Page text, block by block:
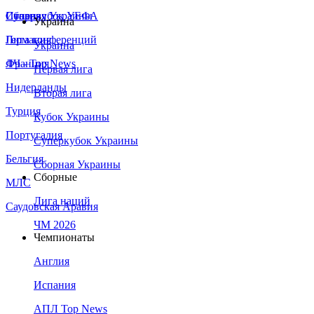
Сборная Украины
Италия
Германия
Франция
Нидерланды
Турция
Португалия
Бельгия
МЛС
Саудовская Аравия
Суперкубок УЕФА
Лига конференций
ЛЧ - Top News
Украина
Украина
Первая лига
Вторая лига
Кубок Украины
Суперкубок Украины
Сборная Украины
Сборные
Лига наций
ЧМ 2026
Чемпионаты
Англия
Испания
АПЛ Top News